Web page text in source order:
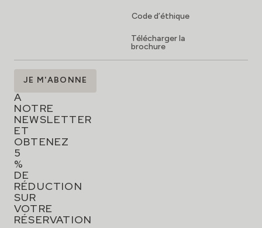
Code d’éthique
Télécharger la
brochure
ABONNEZ-
VOUS
À
NOTRE
NEWSLETTER
ET
OBTENEZ
5
%
DE
RÉDUCTION
SUR
VOTRE
RÉSERVATION
JE M'ABONNE